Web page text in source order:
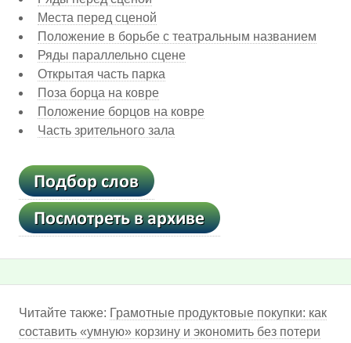
Места перед сценой
Положение в борьбе с театральным названием
Ряды параллельно сцене
Открытая часть парка
Поза борца на ковре
Положение борцов на ковре
Часть зрительного зала
Читайте также: Грамотные продуктовые покупки: как
составить «умную» корзину и экономить без потери